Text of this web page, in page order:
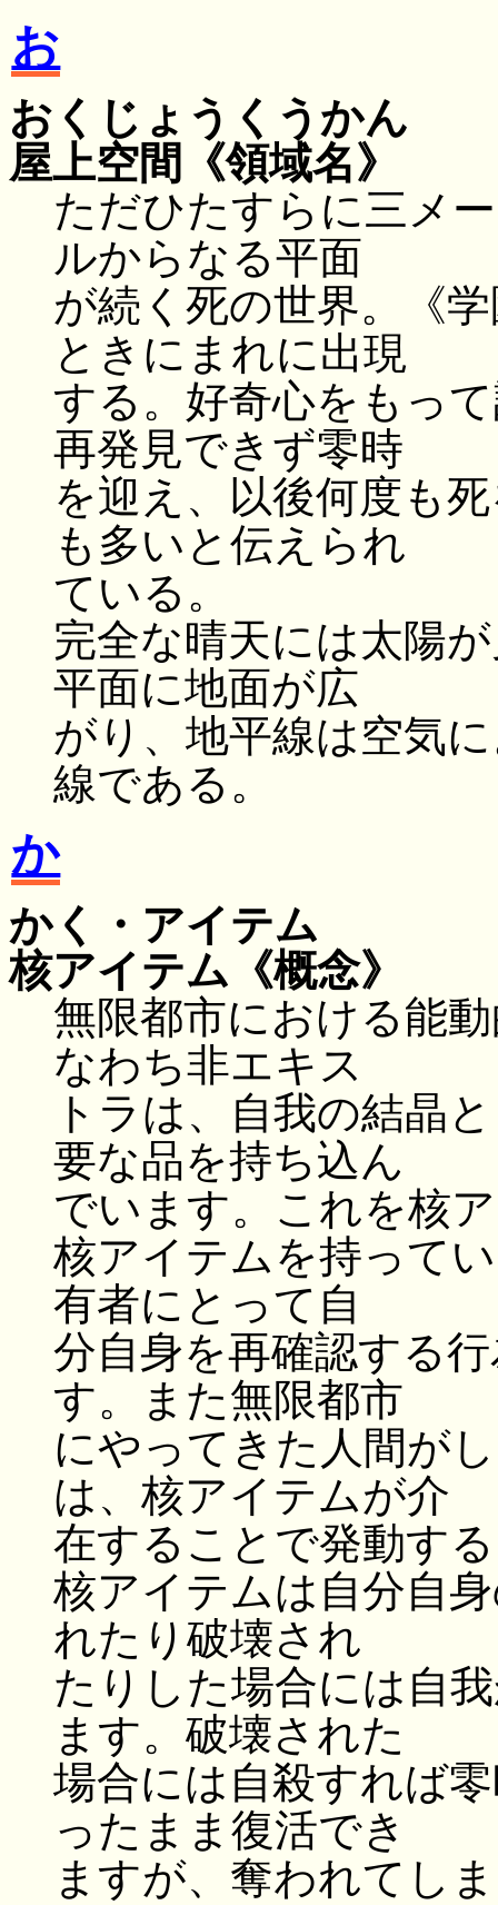
お
おくじょうくうかん
屋上空間
《領域名》
ただひたすらに三メ
ルからなる平面
が続く死の世界。《
ときにまれに出現
する。好奇心をもっ
再発見できず零時
を迎え、以後何度も
も多いと伝えられ
ている。
完全な晴天には太陽
平面に地面が広
がり、地平線は空気
線である。
か
かく・アイテム
核アイテム 《概念》
無限都市における能
なわち非エキス
トラは、自我の結晶
要な品を持ち込ん
でいます。これを核
核アイテムを持って
有者にとって自
分自身を再確認する
す。また無限都市
にやってきた人間が
は、核アイテムが介
在することで発動す
核アイテムは自分自
れたり破壊され
たりした場合には自
ます。破壊された
場合には自殺すれば
ったまま復活でき
ますが、奪われてし